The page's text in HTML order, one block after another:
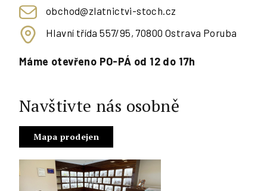
obchod@zlatnictvi-stoch.cz
Hlavní třída 557/95, 70800 Ostrava Poruba
Máme otevřeno PO-PÁ od 12 do 17h
Navštivte nás osobně
Mapa prodejen